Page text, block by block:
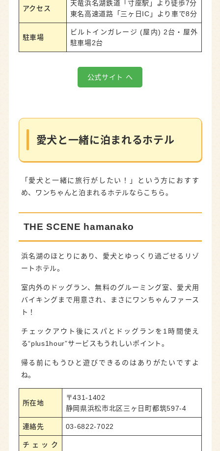
アクセス
天竜浜名湖鉄道「寸座駅」より徒歩7分
東名高速道路「三ヶ日IC」より車で8分
駐車場
ビルトインガレージ (屋内) 2台・屋外
駐車場2台
公式サイト へ
愛犬と一緒に泊まれるホテル
「愛犬と一緒に旅行がしたい！」という方におすす
め、ワンちゃんと泊まれるホテルならこちら。
THE SCENE hamanako
浜名湖のほとりにあり、愛犬とゆっくり過ごせるリゾ
ートホテル。
室内外のドッグラン、無料のグルーミング室、愛犬用
バイキングまで用意され、まさにワンちゃんファース
ト！
チェックアウト後にスパとドッグランを1時間使え
る“plus1hour”サービスもうれしいポイント。
帰る前にもうひと遊びできるのはありがたいですよ
ね。
所在地
〒431-1402
静岡県浜松市北区三ヶ日町都筑597-4
連絡先 03-6822-7022
チェック